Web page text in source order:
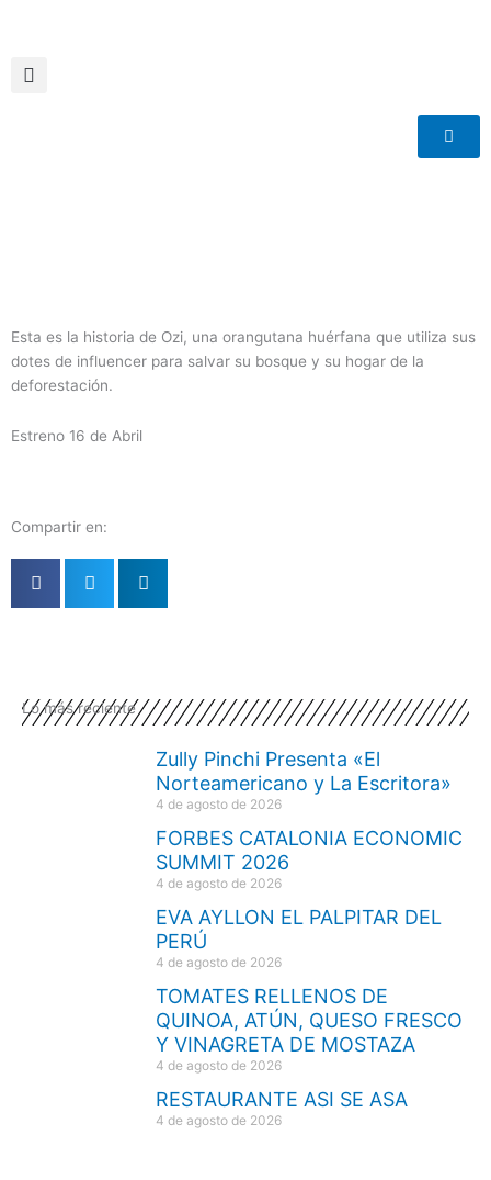
Esta es la historia de Ozi, una orangutana huérfana que utiliza sus
dotes de influencer para salvar su bosque y su hogar de la
deforestación.
Estreno 16 de Abril
Compartir en:
Lo más reciente
Zully Pinchi Presenta «El
Norteamericano y La Escritora»
4 de agosto de 2026
FORBES CATALONIA ECONOMIC
SUMMIT 2026
4 de agosto de 2026
EVA AYLLON EL PALPITAR DEL
PERÚ
4 de agosto de 2026
TOMATES RELLENOS DE
QUINOA, ATÚN, QUESO FRESCO
Y VINAGRETA DE MOSTAZA
4 de agosto de 2026
RESTAURANTE ASI SE ASA
4 de agosto de 2026